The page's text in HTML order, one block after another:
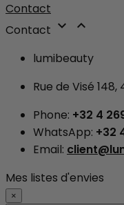
Contact
Contact  
lumibeauty
Rue de Visé 148,
Phone: +32 4
WhatsApp: +32
Email:
Mes listes d'envies
×